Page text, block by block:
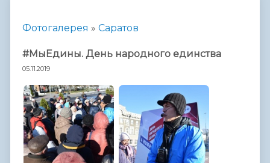
Фотогалерея » Саратов
#МыЕдины. День народного единства
05.11.2019